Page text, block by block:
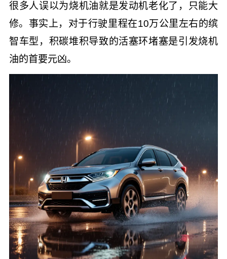
很多人误以为烧机油就是发动机老化了，只能大
修。事实上，对于行驶里程在10万公里左右的缤
智车型，积碳堆积导致的活塞环堵塞是引发烧机
油的首要元凶。